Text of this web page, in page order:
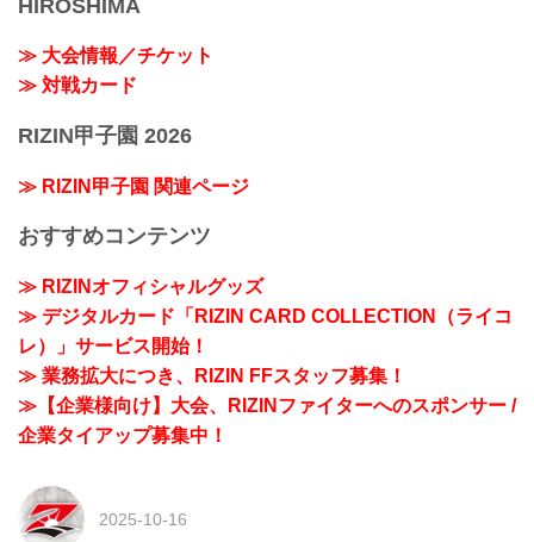
HIROSHIMA
≫ 大会情報／チケット
≫ 対戦カード
RIZIN甲子園 2026
≫ RIZIN甲子園 関連ページ
おすすめコンテンツ
≫ RIZINオフィシャルグッズ
≫ デジタルカード「RIZIN CARD COLLECTION（ライコ
レ）」サービス開始！
≫ 業務拡大につき、RIZIN FFスタッフ募集！
≫【企業様向け】大会、RIZINファイターへのスポンサー /
企業タイアップ募集中！
2025-10-16